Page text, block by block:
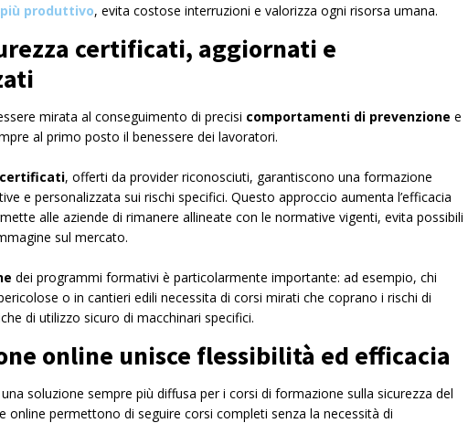
produttivo, evita costose interruzioni e valorizza ogni risorsa umana.
certificati, aggiornati e
mirata al conseguimento di precisi comportamenti di prevenzione e
al primo posto il benessere dei lavoratori.
certificati, offerti da provider riconosciuti, garantiscono una formazione
e personalizzata sui rischi specifici. Questo approccio aumenta l’efficacia
alle aziende di rimanere allineate con le normative vigenti, evita possibili
sul mercato.
dei programmi formativi è particolarmente importante: ad esempio, chi
o in cantieri edili necessita di corsi mirati che coprano i rischi di
di utilizzo sicuro di macchinari specifici.
online unisce flessibilità ed efficacia
soluzione sempre più diffusa per i corsi di formazione sulla sicurezza del
online permettono di seguire corsi completi senza la necessità di